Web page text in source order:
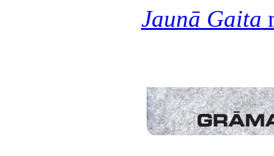
Jaunā Gaita